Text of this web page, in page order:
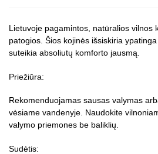
Lietuvoje pagamintos, natūralios vilnos
patogios. Šios kojinės išsiskiria
suteikia absoliutų komforto jausmą.
Priežiūra:
Rekomenduojamas sausas valymas
vėsiame vandenyje. Naudokite
valymo priemones be baliklių.
Sudėtis: